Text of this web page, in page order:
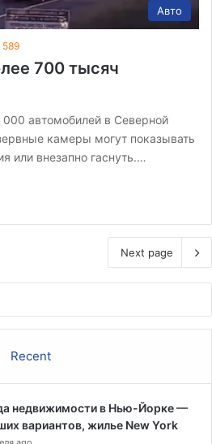
Авто
589
700 тысяч
000 автомобилей в Северной
камеры могут показывать
или внезапно гаснуть.…
Next page
Recent
недвижимости в Нью-Йорке —
вариантов, жилье New York